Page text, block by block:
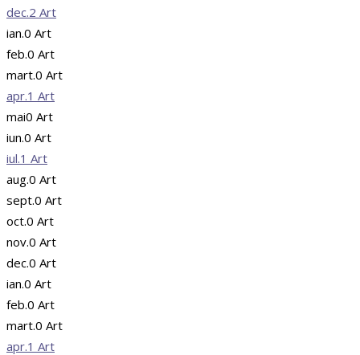
dec.2 Art
ian.0 Art
feb.0 Art
mart.0 Art
apr.1 Art
mai0 Art
iun.0 Art
iul.1 Art
aug.0 Art
sept.0 Art
oct.0 Art
nov.0 Art
dec.0 Art
ian.0 Art
feb.0 Art
mart.0 Art
apr.1 Art